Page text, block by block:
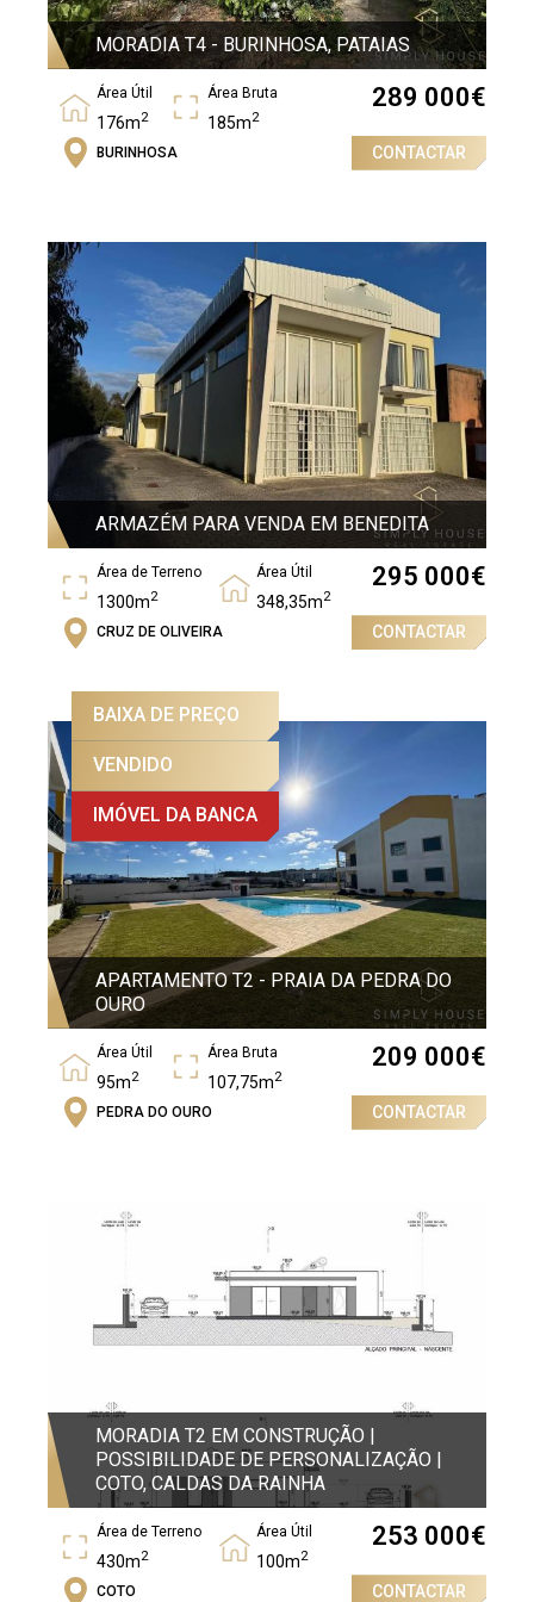
MORADIA T4 - BURINHOSA, PATAIAS
Área Útil
176m2
Área Bruta
185m2
Quartos
289 000€
BURINHOSA CONTACTAR
ARMAZÉM PARA VENDA EM BENEDITA
Área de Terreno
1300m2
Área Útil
348,35m2
Área Bruta
295 000€
CRUZ DE OLIVEIRA CONTACTAR
BAIXA DE PREÇO
VENDIDO
IMÓVEL DA BANCA
APARTAMENTO T2 - PRAIA DA PEDRA DO
OURO
Área Útil
95m2
Área Bruta
107,75m2
Quartos
209 000€
PEDRA DO OURO CONTACTAR
MORADIA T2 EM CONSTRUÇÃO |
POSSIBILIDADE DE PERSONALIZAÇÃO |
COTO, CALDAS DA RAINHA
Área de Terreno
430m2
Área Útil
100m2
Quartos
253 000€
COTO CONTACTAR